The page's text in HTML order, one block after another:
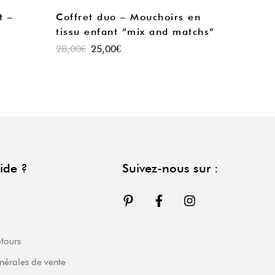
–
Coffret duo – Mouchoirs en
tissu enfant “mix and matchs”
28,00€ 25,00€
?
de vente
Suivez-nous sur :